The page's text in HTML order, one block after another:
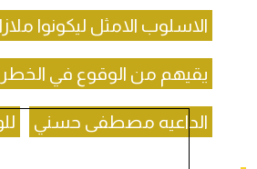
الاسلوب الامثل ليكونوا ملازا
يقيهم من الوقوع في الخطر
الداعيه مصطفى حسني